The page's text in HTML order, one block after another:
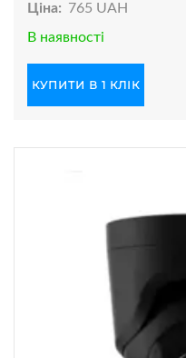
Ціна: 765 UAH
В наявності
КУПИТИ В 1 КЛІК